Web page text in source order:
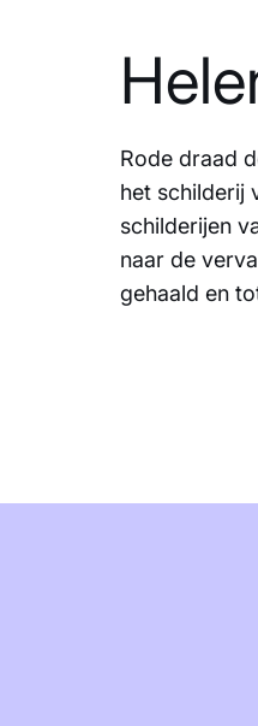
Rode draad
het schilderij
schilderijen
naar de
gehaald en